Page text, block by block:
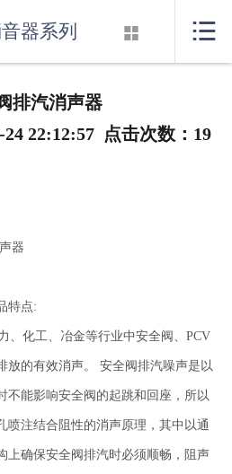
关于我们
产品展示
消音器系列
器系列  
排汽消声器
22:12:57 点击次数： 19
器
特点:
化工、冶金等行业中安全阀、PCV
放的有效消声。 安全阀排汽噪声是以
不能影响安全阀的起跳和回座，所以
喷注结合阻性的消声原理，其中以通
上确保安全阀排汽时必须顺畅，阻声